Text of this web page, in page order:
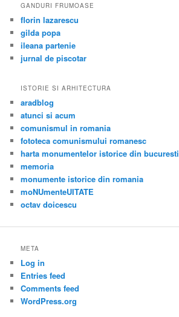
GANDURI FRUMOASE
florin lazarescu
gilda popa
ileana partenie
jurnal de piscotar
ISTORIE SI ARHITECTURA
aradblog
atunci si acum
comunismul in romania
fototeca comunismului romanesc
harta monumentelor istorice din bucuresti
memoria
monumente istorice din romania
moNUmenteUITATE
octav doicescu
META
Log in
Entries feed
Comments feed
WordPress.org